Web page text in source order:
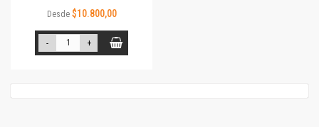
Desde $10.800,00
- +